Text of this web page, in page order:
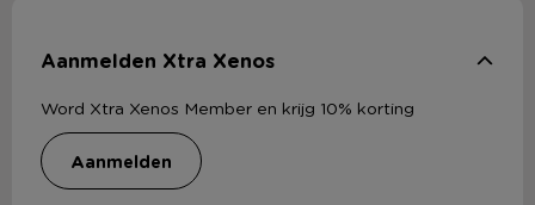
Aanmelden Xtra Xenos
Word Xtra Xenos Member en krijg 10% korting
aanmelden